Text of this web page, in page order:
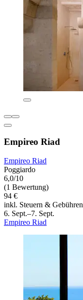
Empireo Riad
Empireo Riad
Poggiardo
6,0/10
(1 Bewertung)
94 €
inkl. Steuern & Gebühren
6. Sept.–7. Sept.
Empireo Riad